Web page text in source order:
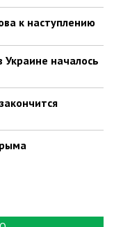
к наступлению
Украине началось